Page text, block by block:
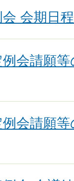
会期日程
会請願
会請願